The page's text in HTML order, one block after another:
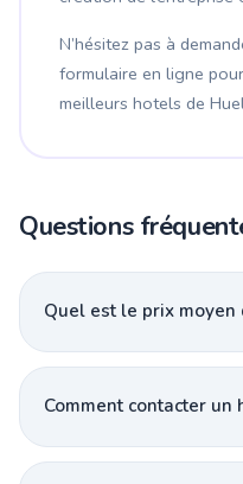
N’hésitez pas à
formulaire en ligne
meilleurs hotels de
Questions
Quel est le prix moyen
Comment contacter un